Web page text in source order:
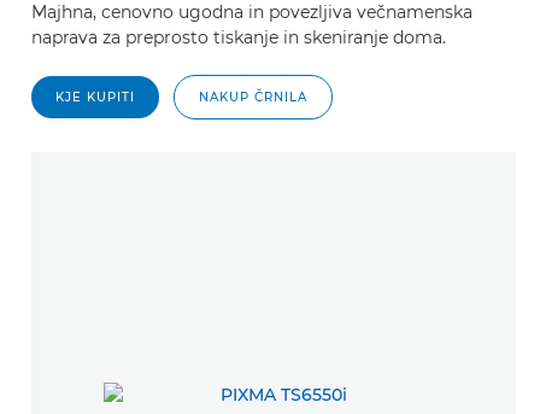
Majhna, cenovno ugodna in povezljiva večnamenska
naprava za preprosto tiskanje in skeniranje doma.
KJE KUPITI NAKUP ČRNILA